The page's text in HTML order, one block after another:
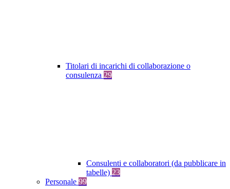
Titolari di incarichi di collaborazione o
consulenza 29
Consulenti e collaboratori (da pubblicare in
tabelle) 23
Personale 99